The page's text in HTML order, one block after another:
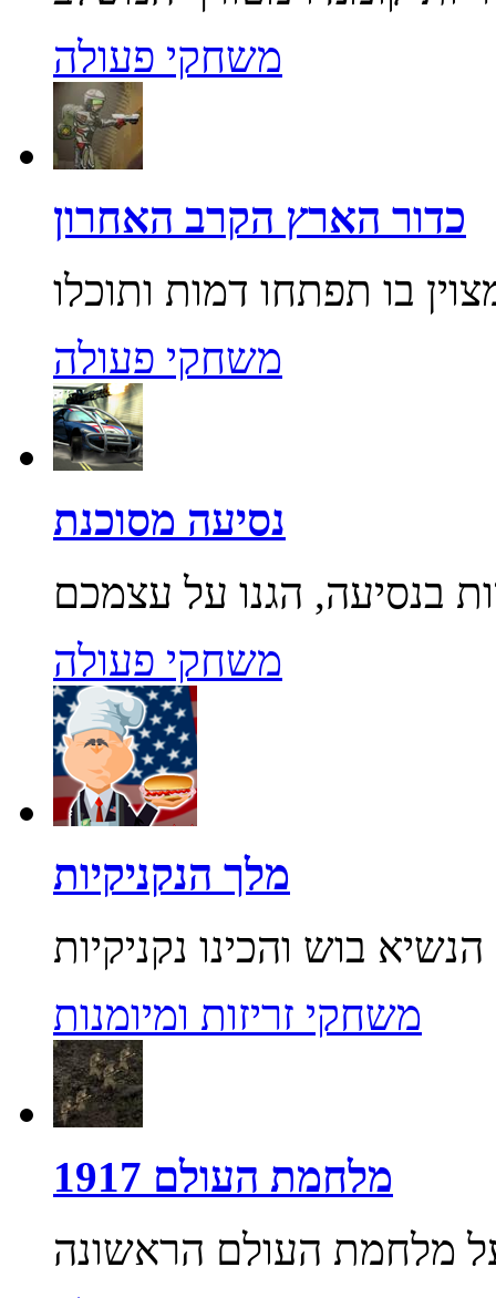
משחקי פעולה
כדור הארץ הקרב האחרון
משחקי פעולה
נסיעה מסוכנת
משחקי פעולה
מלך הנקניקיות
משחקי זריזות ומיומנות
מלחמת העולם 1917